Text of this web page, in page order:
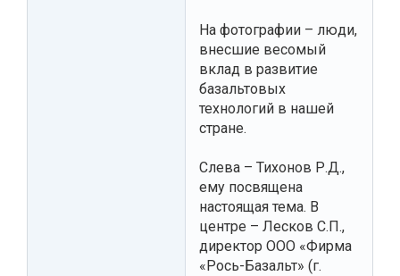
На фотографии – люди,
внесшие весомый
вклад в развитие
базальтовых
технологий в нашей
стране.
Слева – Тихонов Р.Д.,
ему посвящена
настоящая тема. В
центре – Лесков С.П.,
директор ООО «Фирма
«Рось-Базальт» (г.